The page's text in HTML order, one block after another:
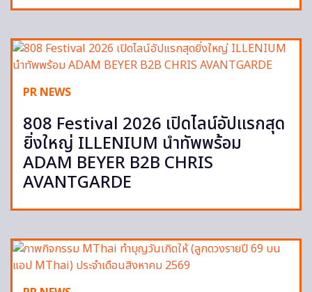
PR NEWS
808 Festival 2026 เปิดไลน์อัปแรกสุด
ยิ่งใหญ่ ILLENIUM นำทัพพร้อม
ADAM BEYER B2B CHRIS
AVANTGARDE